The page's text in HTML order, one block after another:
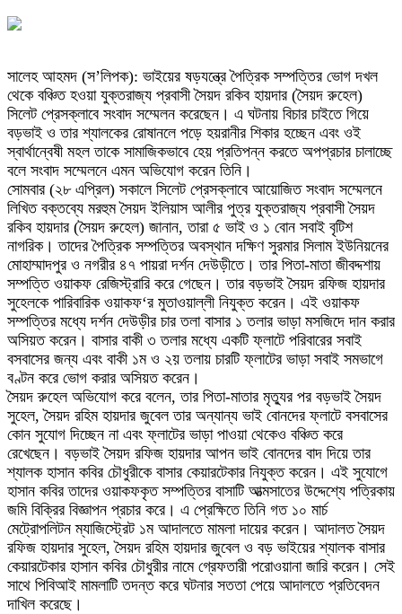
সালেহ আহমদ (স’লিপক): ভাইয়ের ষড়যন্ত্রে পৈত্রিক সম্পত্তির ভোগ দখল
থেকে বঞ্চিত হওয়া যুক্তরাজ্য প্রবাসী সৈয়দ রকিব হায়দার (সৈয়দ রুহেল)
সিলেট প্রেসক্লাবে সংবাদ সম্মেলন করেছেন। এ ঘটনায় বিচার চাইতে গিয়ে
বড়ভাই ও তার শ্যালকের রোষানলে পড়ে হয়রানীর শিকার হচ্ছেন এবং ওই
স্বার্থান্বেষী মহল তাকে সামাজিকভাবে হেয় প্রতিপন্ন করতে অপপ্রচার চালাচ্ছে
বলে সংবাদ সম্মেলনে এমন অভিযোগ করেন তিনি।
সোমবার (২৮ এপ্রিল) সকালে সিলেট প্রেসক্লাবে আয়োজিত সংবাদ সম্মেলনে
লিখিত বক্তব্যে মরহুম সৈয়দ ইলিয়াস আলীর পুত্র যুক্তরাজ্য প্রবাসী সৈয়দ
রকিব হায়দার (সৈয়দ রুহেল) জানান, তারা ৫ ভাই ও ১ বোন সবাই বৃটিশ
নাগরিক। তাদের পৈত্রিক সম্পত্তির অবস্থান দক্ষিণ সুরমার সিলাম ইউনিয়নের
মোহাম্মাদপুর ও নগরীর ৪৭ পায়রা দর্শন দেউড়ীতে। তার পিতা-মাতা জীবদ্দশায়
সম্পত্তি ওয়াকফ রেজিস্ট্রারি করে গেছেন। তার বড়ভাই সৈয়দ রফিজ হায়দার
সুহেলকে পারিবারিক ওয়াকফ‘র মুতাওয়াল্লী নিযুক্ত করেন। এই ওয়াকফ
সম্পত্তির মধ্যে দর্শন দেউড়ীর চার তলা বাসার ১ তলার ভাড়া মসজিদে দান করার
অসিয়ত করেন। বাসার বাকী ৩ তলার মধ্যে একটি ফ্লাটে পরিবারের সবাই
বসবাসের জন্য এবং বাকী ১ম ও ২য় তলায় চারটি ফ্লাটের ভাড়া সবাই সমভাগে
বণ্টন করে ভোগ করার অসিয়ত করেন।
সৈয়দ রুহেল অভিযোগ করে বলেন, তার পিতা-মাতার মৃত্যুর পর বড়ভাই সৈয়দ
সুহেল, সৈয়দ রহিম হায়দার জুবেল তার অন্যান্য ভাই বোনদের ফ্লাটে বসবাসের
কোন সুযোগ দিচ্ছেন না এবং ফ্লাটের ভাড়া পাওয়া থেকেও বঞ্চিত করে
রেখেছেন। বড়ভাই সৈয়দ রফিজ হায়দার আপন ভাই বোনদের বাদ দিয়ে তার
শ্যালক হাসান কবির চৌধুরীকে বাসার কেয়ারটেকার নিযুক্ত করেন। এই সুযোগে
হাসান কবির তাদের ওয়াকফকৃত সম্পত্তির বাসাটি আত্মসাতের উদ্দেশ্যে পত্রিকায়
জমি বিক্রির বিজ্ঞাপন প্রচার করে। এ প্রেক্ষিতে তিনি গত ১০ মার্চ
মেট্রোপলিটন ম্যাজিস্ট্রেট ১ম আদালতে মামলা দায়ের করেন। আদালত সৈয়দ
রফিজ হায়দার সুহেল, সৈয়দ রহিম হায়দার জুবেল ও বড় ভাইয়ের শ্যালক বাসার
কেয়ারটেকার হাসান কবির চৌধুরীর নামে গ্রেফতারী পরোওয়ানা জারি করেন। সেই
সাথে পিবিআই মামলাটি তদন্ত করে ঘটনার সততা পেয়ে আদালতে প্রতিবেদন
দাখিল করেছে।